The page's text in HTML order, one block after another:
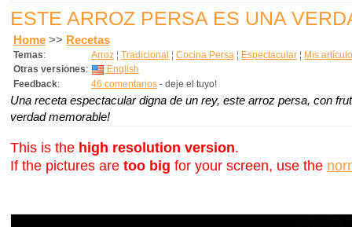
ESTE ARROZ PERSA ES UNA
Home >> Recetas
Temas: Arroz ¦ Tradicional ¦ Cocina Persa ¦ Espectacular ¦ Mis
Otras versiones:
English
Feedback: 46 comentarios - deje el tuyo!
Una receta espectacular digna de un rey, este arroz persa, con
verdad memorable!
This is the high resolution version.
If the pictures are too big for your screen, use the